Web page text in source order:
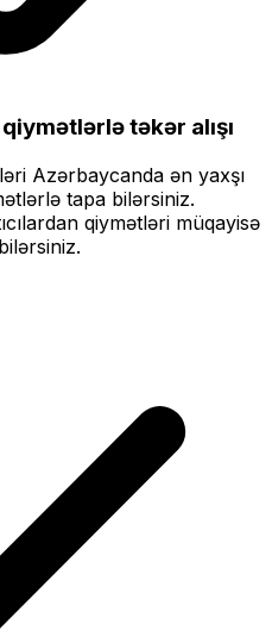
qiymətlərlətəkər alışı
Azərbaycanda ən yaxşı
tapa bilərsiniz.
qiymətləri müqayisə